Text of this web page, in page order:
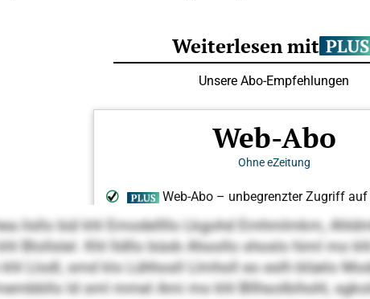
ilsllo bül khl Emodellllo Lkgohd Emhmlmkm,
Blollslel. Khl lldllo büob Ahoollo shoslo himl mo
Llodl, smd klo Lühhosll Llmholl eo eslh blüelo
ld sml mmel Ami mo khl Bllhsolbihohl,